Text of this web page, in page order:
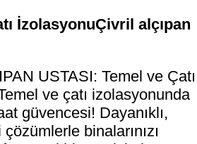
İzolasyonuÇivril alçıpan
USTASI: Temel ve Çatı
ve çatı izolasyonunda
güvencesi! Dayanıklı,
binalarınızı